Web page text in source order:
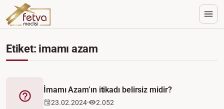
Etiket: imamı azam
Fetva
İmamı Azam’ın itikadı belirsiz midir?
23.02.2024 2.052